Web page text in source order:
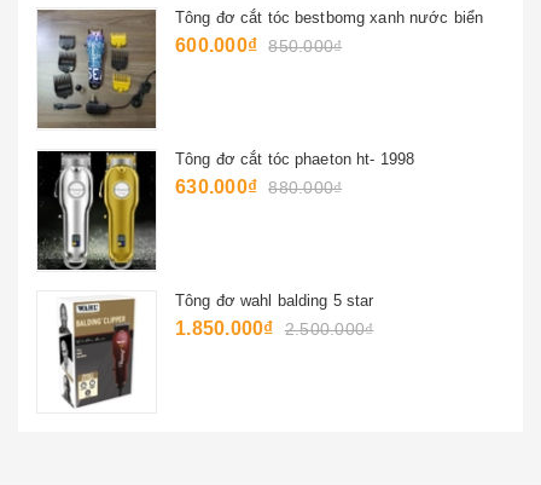
Kéo cắt tóc nhật y-02p
500.000₫ 600.000₫
Tông đơ cắt tóc jame jm-7501
480.000₫ 800.000₫
Tông đơ cắt viền d-8 7 màu
800.000₫ 1.200.000₫